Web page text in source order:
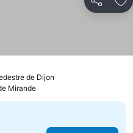
Partilhar
de Dijon
Mirande